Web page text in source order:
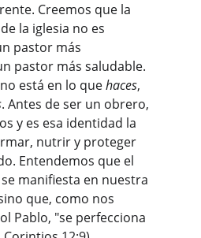
Creemos que la
la iglesia no es
pastor más
pastor más saludable.
está en lo que haces,
. Antes de ser un obrero,
y es esa identidad la
nutrir y proteger
Entendemos que el
manifiesta en nuestra
que, como nos
Pablo, "se perfecciona